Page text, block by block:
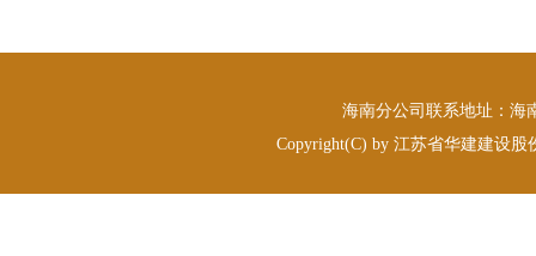
海南分公司联系地址：海
Copyright(C) by 江苏省华建建设